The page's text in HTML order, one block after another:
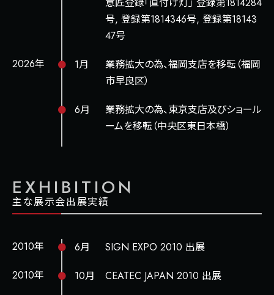
号, 登録第1814346号, 登録第18143
47号
2026年
1月
業務拡大の為、福岡支店を移転（福岡
市早良区）
6月
業務拡大の為、東京支店及びショール
ームを移転（中央区東日本橋）
EXHIBITION
主な展示会出展実績
2010年 6月
SIGN EXPO 2010 出展
2010年
10月
CEATEC JAPAN 2010 出展